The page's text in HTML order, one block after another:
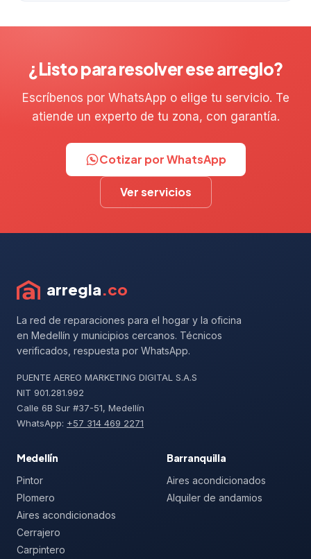
¿Listo para resolver ese arreglo?
Escríbenos por WhatsApp o elige tu servicio. Te
atiende un experto de tu zona, con garantía.
Cotizar por WhatsApp
Ver servicios
arregla.co
La red de reparaciones para el hogar y la oficina
en Medellín y municipios cercanos. Técnicos
verificados, respuesta por WhatsApp.
PUENTE AEREO MARKETING DIGITAL S.A.S
NIT 901.281.992
Calle 6B Sur #37-51, Medellín
WhatsApp: +57 314 469 2271
Medellín
Pintor
Plomero
Aires acondicionados
Cerrajero
Carpintero
Barranquilla
Aires acondicionados
Alquiler de andamios